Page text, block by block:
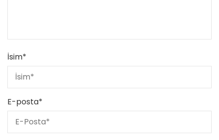
İsim*
E-posta*